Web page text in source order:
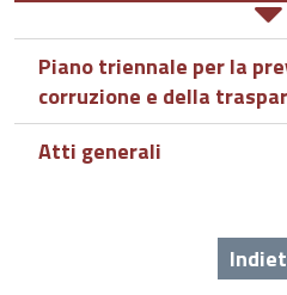
Piano triennale per la
corruzione e della
Atti generali